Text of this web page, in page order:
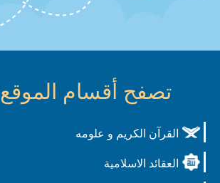
تصفح أقسام الموقع
القرآن الكريم و علومه
العقائد الاسلامية